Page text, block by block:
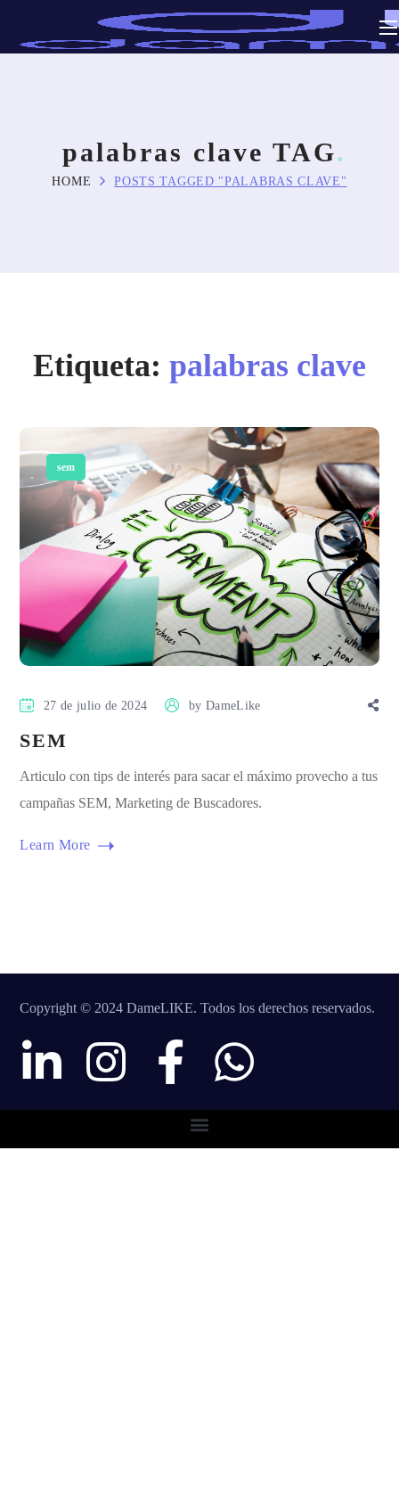
palabras clave TAG
HOME POSTS TAGGED "PALABRAS CLAVE"
Etiqueta: palabras clave
sem
27 de julio de 2024 by DameLike
SEM
Articulo con tips de interés para sacar el máximo provecho a tus
campañas SEM, Marketing de Buscadores.
Learn More
Copyright © 2024 DameLIKE. Todos los derechos reservados.